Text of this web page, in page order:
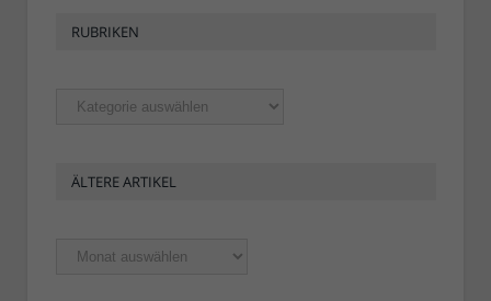
RUBRIKEN
Rubriken
ÄLTERE ARTIKEL
Ältere
Artikel